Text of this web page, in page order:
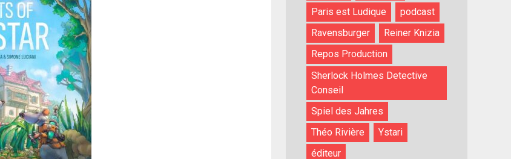
Paris est Ludique
podcast
Ravensburger
Reiner Knizia
Repos Production
Sherlock Holmes Detective
Conseil
Spiel des Jahres
Théo Rivière
Ystari
éditeur